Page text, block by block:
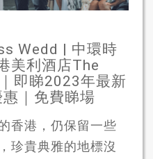
Wedd | 中環時
美利酒店The
即睇2023年最新
｜免費睇場
香港，仍保留一些
珍貴典雅的地標沒